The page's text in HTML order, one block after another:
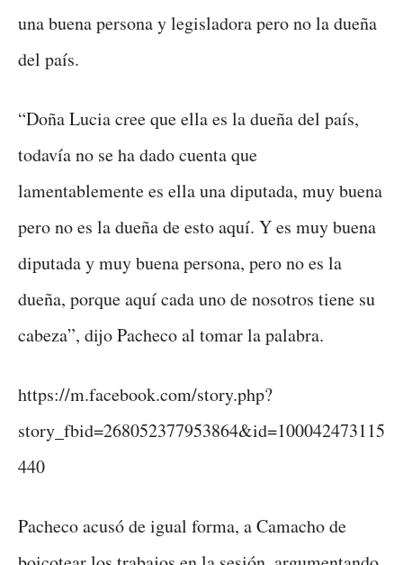
una buena persona y legisladora pero no la dueña
del país.
“Doña Lucia cree que ella es la dueña del país,
todavía no se ha dado cuenta que
lamentablemente es ella una diputada, muy buena
pero no es la dueña de esto aquí. Y es muy buena
diputada y muy buena persona, pero no es la
dueña, porque aquí cada uno de nosotros tiene su
cabeza”, dijo Pacheco al tomar la palabra.
https://m.facebook.com/story.php?
story_fbid=268052377953864&id=100042473115
440
Pacheco acusó de igual forma, a Camacho de